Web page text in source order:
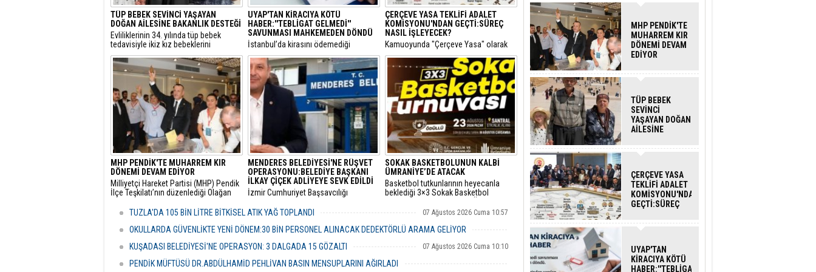
TÜP BEBEK SEVİNCİ YAŞAYAN
DOĞAN AİLESİNE BAKANLIK DESTEĞİ
​Evliliklerinin 34. yılında tüp bebek
tedavisiyle ikiz kız bebeklerini
kucaklarına alan ve Anıtkabir
ziyaretleriyle sosyal medyada büyük
beğeni toplayan Doğan ailesi için Aile
ve Sosyal Hizmetler Bakanlığı harekete
geçti.
UYAP'TAN KİRACIYA KÖTÜ
HABER:''TEBLİGAT GELMEDİ''
SAVUNMASI MAHKEMEDEN DÖNDÜ
​İstanbul’da kirasını ödemediği
gerekçesiyle hakkında icra takibi
başlatılan bir kiracının “Ödeme emri
elime ulaşmadı, takipten geç haberdar
oldum” diyerek yaptığı usulsüz tebligat
itirazı, İstinaf Mahkemesi’nin dikkat
çekici kararıyla sonuçsuz kaldı.
ÇERÇEVE YASA TEKLİFİ ADALET
KOMİSYONU'NDAN GEÇTİ:SÜREÇ
NASIL İŞLEYECEK?
​Kamuoyunda "Çerçeve Yasa" olarak
bilinen ve terör örgütü PKK'nin
kendisini feshederek silah bırakmasını
hedefleyen Milli Dayanışma ve
Toplumsal Bütünlüğün
Güçlendirilmesine Dair Kanun Teklifi,
TBMM Adalet Komisyonu'nda kabul
edildi.
MHP PENDİK'TE MUHARREM KIR
DÖNEMİ DEVAM EDİYOR
​Milliyetçi Hareket Partisi (MHP) Pendik
İlçe Teşkilatı’nın düzenlediği Olağan
Kır, delegelerin desteğini alarak
MENDERES BELEDİYESİ'NE RÜŞVET
OPERASYONU:BELEDİYE BAŞKANI
İLKAY ÇİÇEK ADLİYEYE SEVK EDİLDİ
​İzmir Cumhuriyet Başsavcılığı
soruşturması kapsamında gözaltına
Çiçek’in de aralarında bulunduğu 16
SOKAK BASKETBOLUNUN KALBİ
ÜMRANİYE’DE ATACAK
Basketbol tutkunlarının heyecanla
beklediği 3×3 Sokak Basketbol
Santral Etkinlik Alanı’nda
gerçekleştirilecek.
TUZLA'DA 105 BİN LİTRE BİTKİSEL ATIK YAĞ TOPLANDI 07 Ağustos 2026 Cuma 10:57
OKULLARDA GÜVENLİKTE YENİ DÖNEM:30 BİN PERSONEL ALINACAK DEDEKTÖRLÜ ARAMA GELİYOR
07 Ağustos 2026 Cuma 10:18
KUŞADASI BELEDİYESİ'NE OPERASYON: 3 DALGADA 15 GÖZALTI 07 Ağustos 2026 Cuma 10:10
PENDİK MÜFTÜSÜ DR.ABDÜLHAMİD PEHLİVAN BASIN MENSUPLARINI AĞIRLADI
MHP PENDİK'TE
MUHARREM KIR
DÖNEMİ DEVAM
EDİYOR
TÜP BEBEK
SEVİNCİ
YAŞAYAN DOĞAN
AİLESİNE
DESTEĞİ
ÇERÇEVE YASA
TEKLİFİ ADALET
KOMİSYONU'NDAN
GEÇTİ:SÜREÇ
İŞLEYECEK?
UYAP'TAN
KİRACIYA KÖTÜ
HABER:''TEBLİGAT